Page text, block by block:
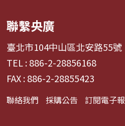
聯繫央廣
臺北市104中山區北安路55號
TEL : 886-2-28856168
FAX : 886-2-28855423
聯絡我們 採購公告 訂閱電子報